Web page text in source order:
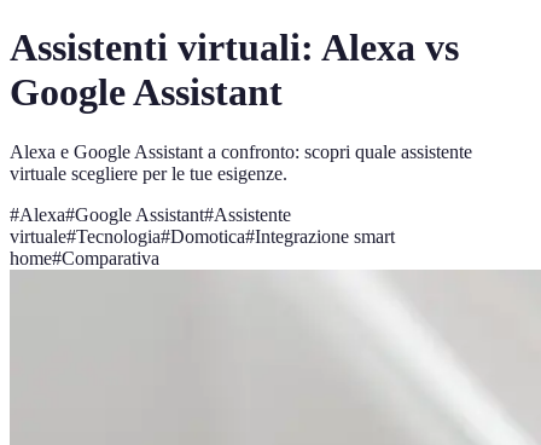
Assistenti virtuali: Alexa vs
Google Assistant
Alexa e Google Assistant a confronto: scopri quale assistente
virtuale scegliere per le tue esigenze.
#Alexa#Google Assistant#Assistente
virtuale#Tecnologia#Domotica#Integrazione smart
home#Comparativa